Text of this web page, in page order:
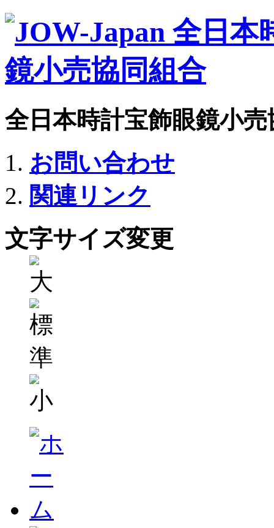
全日本時計宝飾眼鏡小
お問い合わせ
関連リンク
文字サイズ変更